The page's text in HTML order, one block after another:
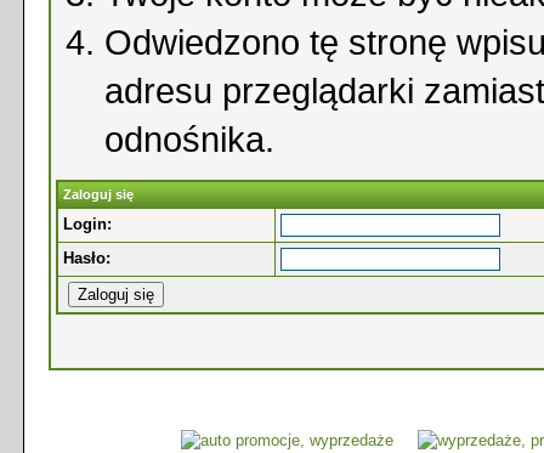
Odwiedzono tę stronę
adresu przeglądarki
odnośnika.
Zaloguj się
Login:
Hasło: